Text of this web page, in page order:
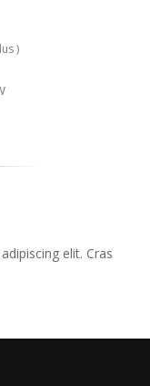
)
elit. Cras